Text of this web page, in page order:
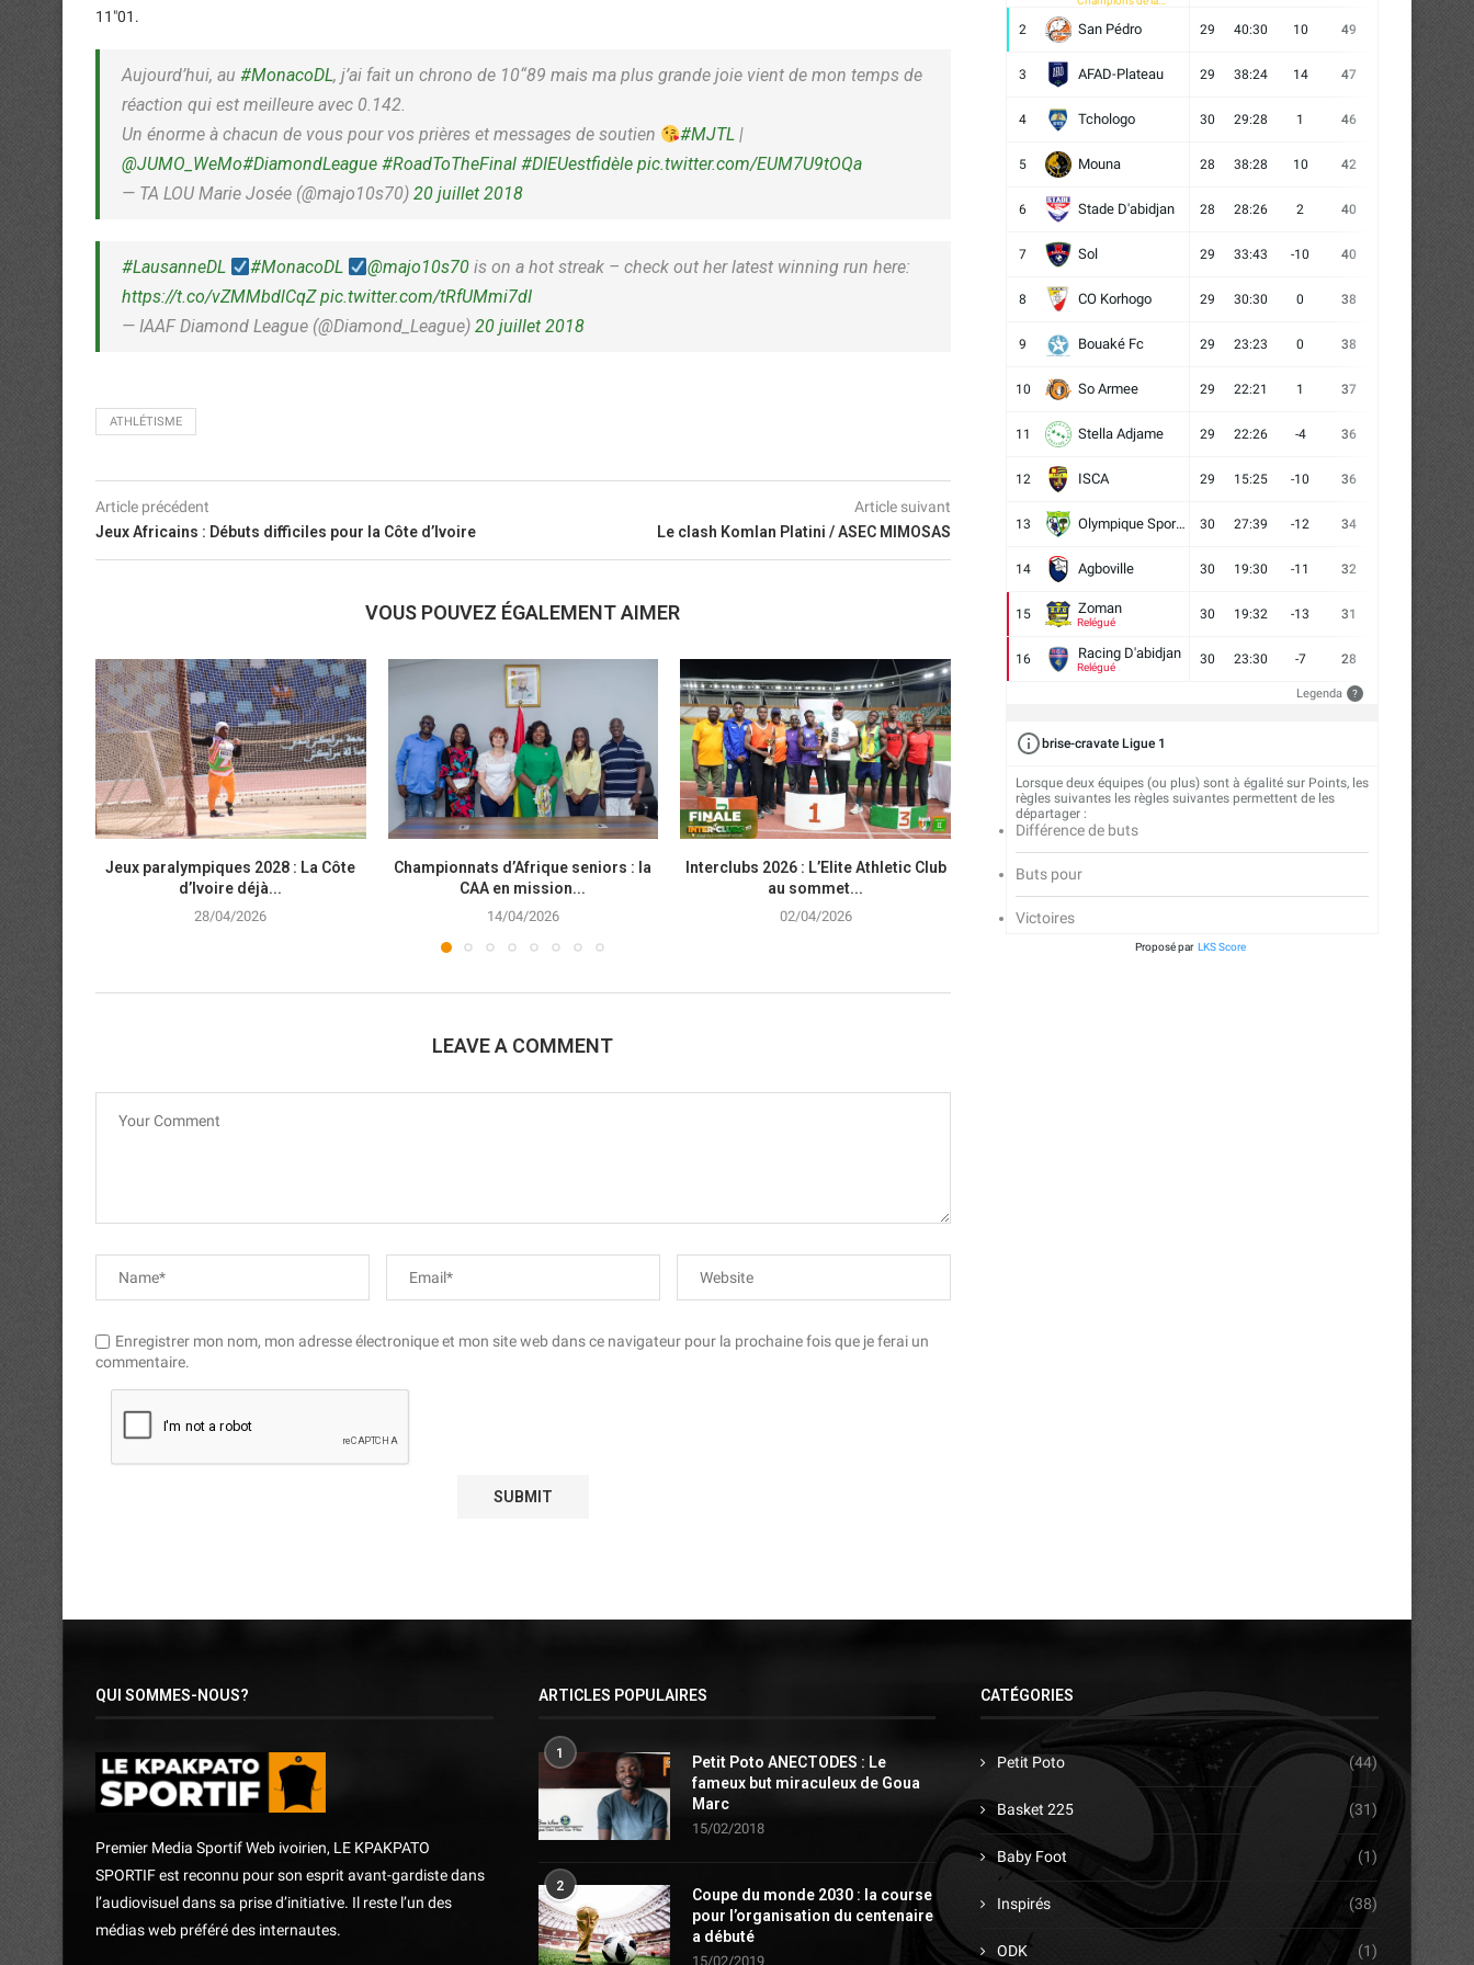
11″01.
Aujourd’hui, au #MonacoDL, j’ai fait un chrono de 10“89 mais ma plus grande joie vient de mon temps de
réaction qui est meilleure avec 0.142.
Un énorme à chacun de vous pour vos prières et messages de soutien
#MJTL |
@JUMO_WeMo#DiamondLeague #RoadToTheFinal #DIEUestfidèle pic.twitter.com/EUM7U9tOQa
— TA LOU Marie Josée (@majo10s70) 20 juillet 2018
#LausanneDL #MonacoDL @majo10s70 is on a hot streak – check out her latest winning run here:
https://t.co/vZMMbdlCqZ pic.twitter.com/tRfUMmi7dI
— IAAF Diamond League (@Diamond_League) 20 juillet 2018
ATHLÉTISME
Article précédent
Jeux Africains : Débuts difficiles pour la Côte d’Ivoire
Article suivant
Le clash Komlan Platini / ASEC MIMOSAS
VOUS POUVEZ ÉGALEMENT AIMER
Jeux paralympiques 2028 : La Côte
d’Ivoire déjà...
28/04/2026
Championnats d’Afrique seniors : la
CAA en mission...
14/04/2026
Interclubs 2026 : L’Elite Athletic Club
au sommet...
02/04/2026
Meeting International Gabriel Tiacoh
: une 24e édition...
17/03/2026
LEAVE A COMMENT
Enregistrer mon nom, mon adresse électronique et mon site web dans ce navigateur pour la prochaine fois que je ferai un
commentaire.
2 San Pédro 29 40:30 10 49
3 AFAD-Plateau 29 38:24 14 47
4 Tchologo 30 29:28 1 46
5 Mouna 28 38:28 10 42
6 Stade D'abidjan 28 28:26 2 40
7 Sol 29 33:43 -10 40
8 CO Korhogo 29 30:30 0 38
9 Bouaké Fc 29 23:23 0 38
10 So Armee 29 22:21 1 37
11 Stella Adjame 29 22:26 -4 36
12 ISCA 29 15:25 -10 36
13 Olympique Sport d'Abobo FC 30 27:39 -12 34
14 Agboville 30 19:30 -11 32
15 Zoman
Relégué
30 19:32 -13 31
16 Racing D'abidjan
Relégué
30 23:30 -7 28
Legenda ?
brise-cravate Ligue 1
Lorsque deux équipes (ou plus) sont à égalité sur Points, les
règles suivantes les règles suivantes permettent de les
départager :
Différence de buts
Buts pour
Victoires
Proposé par LKS Score
QUI SOMMES-NOUS?
Premier Media Sportif Web ivoirien, LE KPAKPATO
SPORTIF est reconnu pour son esprit avant-gardiste dans
l’audiovisuel dans sa prise d’initiative. Il reste l’un des
médias web préféré des internautes.
ARTICLES POPULAIRES
1
Petit Poto ANECTODES : Le
fameux but miraculeux de Goua
Marc
15/02/2018
2
Coupe du monde 2030 : la course
pour l’organisation du centenaire
a débuté
15/02/2019
CATÉGORIES
Petit Poto (44)
Basket 225 (31)
Baby Foot (1)
Inspirés (38)
ODK (1)